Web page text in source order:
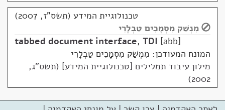
טכנולוגיית המידע (תשס"ז, 2007)
מִנְשַׁק מִסְמָכִים טַבְלָרִי
tabbed document interface, TDI abb
המונח המעודכן: מִמְשַׁק מִסְמָכִים טַבְלָרִי
מילון עיבוד תמלילים [טכנולוגיית המידע] (תשס"ג,
2002)